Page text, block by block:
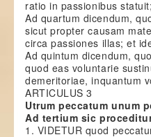
ratio in passionibus
Ad quartum dicendum,
sicut propter causam
circa passiones illas; et
Ad quintum dicendum,
quod eas voluntarie
demeritoriae, inquantum
ARTICULUS 3
Utrum peccatum unum
Ad tertium sic
1. VIDETUR quod